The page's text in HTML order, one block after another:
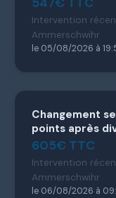
Intervention
Ammerschwihr
le 05/08/2026 à
Changement
points après
605€ TTC
Intervention
Ammerschwihr
le 06/08/2026 à